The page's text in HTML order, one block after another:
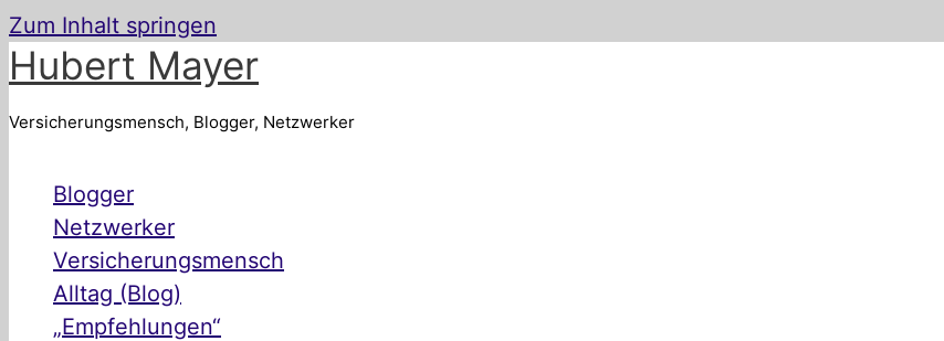
Zum Inhalt springen
Hubert Mayer
Versicherungsmensch, Blogger, Netzwerker
Blogger
Netzwerker
Versicherungsmensch
Alltag (Blog)
„Empfehlungen“